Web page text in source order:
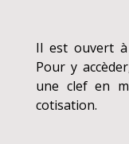
Il est ouvert
Pour y
une clef en
cotisation.